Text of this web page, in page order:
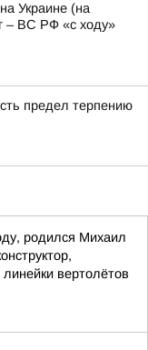
Украине (на
– ВС РФ «с ходу»
предел терпению
родился Михаил
вертолётов